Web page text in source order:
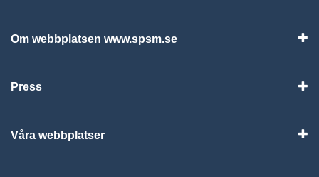
Om webbplatsen www.spsm.se
Press
Våra webbplatser